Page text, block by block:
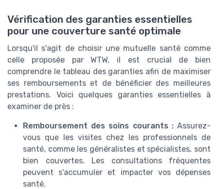
Vérification des garanties essentielles
pour une couverture santé optimale
Lorsqu'il s'agit de choisir une mutuelle santé comme
celle proposée par WTW, il est crucial de bien
comprendre le tableau des garanties afin de maximiser
ses remboursements et de bénéficier des meilleures
prestations. Voici quelques garanties essentielles à
examiner de près :
Remboursement des soins courants :Assurez-
vous que les visites chez les professionnels de
santé, comme les généralistes et spécialistes, sont
bien couvertes. Les consultations fréquentes
peuvent s'accumuler et impacter vos dépenses
santé.